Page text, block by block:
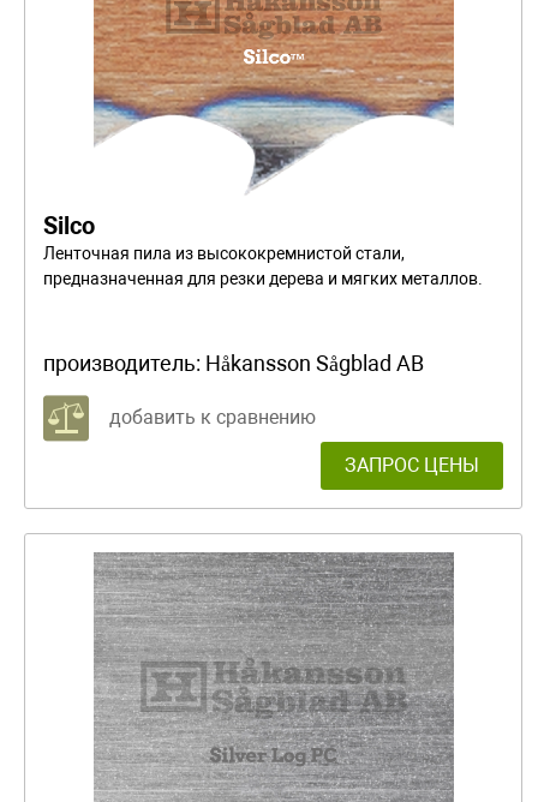
Silco
Ленточная пила из высококремнистой стали,
предназначенная для резки дерева и мягких металлов.
производитель: Håkansson Sågblad AB
добавить к сравнению
ЗАПРОС ЦЕНЫ